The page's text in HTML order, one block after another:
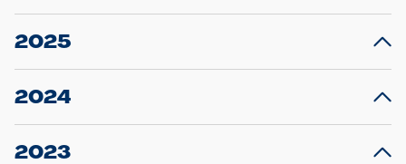
2025
23.12.2025
Projekt S5: Start der Bauarbeiten am
2024
10.12.2024
Großprojekt S5: Sperrung der Bahnstraße in
2023